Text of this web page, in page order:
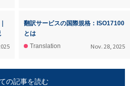
翻訳サービスの国際規格：ISO17100
とは
Translation
Nov. 28, 2025
の記事を読む